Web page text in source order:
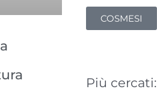
COSMESI
Più cercati: